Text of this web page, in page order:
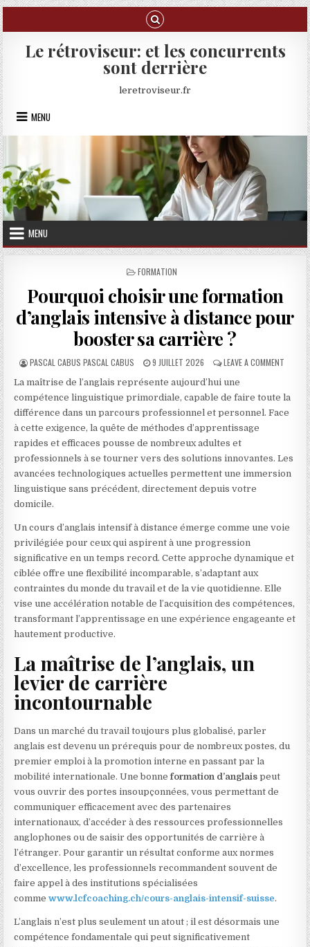
Skip to content
Le rétroviseur: et les concurrents
sont derrière
leretroviseur.fr
MENU
MENU
POSTED IN
FORMATION
Pourquoi choisir une formation
d’anglais intensive à distance pour
booster sa carrière ?
AUTHOR:
PASCAL CABUS PASCAL CABUS PUBLISHED DATE:
9 JUILLET 2026 LEAVE A COMMENTON
La maîtrise de l’anglais représente aujourd’hui une
compétence linguistique primordiale, capable de faire toute la
différence dans un parcours professionnel et personnel. Face
à cette exigence, la quête de méthodes d’apprentissage
rapides et efficaces pousse de nombreux adultes et
professionnels à se tourner vers des solutions innovantes. Les
avancées technologiques actuelles permettent une immersion
linguistique sans précédent, directement depuis votre
domicile.
Un cours d’anglais intensif à distance émerge comme une voie
privilégiée pour ceux qui aspirent à une progression
significative en un temps record. Cette approche dynamique et
ciblée offre une flexibilité incomparable, s’adaptant aux
contraintes du monde du travail et de la vie quotidienne. Elle
vise une accélération notable de l’acquisition des compétences,
transformant l’apprentissage en une expérience engageante et
hautement productive.
La maîtrise de l’anglais, un
levier de carrière
incontournable
Dans un marché du travail toujours plus globalisé, parler
anglais est devenu un prérequis pour de nombreux postes, du
premier emploi à la promotion interne en passant par la
mobilité internationale. Une bonneformation d’anglais peut
vous ouvrir des portes insoupçonnées, vous permettant de
communiquer efficacement avec des partenaires
internationaux, d’accéder à des ressources professionnelles
anglophones ou de saisir des opportunités de carrière à
l’étranger. Pour garantir un résultat conforme aux normes
d’excellence, les professionnels recommandent souvent de
faire appel à des institutions spécialisées
commewww.lcfcoaching.ch/cours-anglais-intensif-suisse.
L’anglais n’est plus seulement un atout ; il est désormais une
compétence fondamentale qui peut significativement